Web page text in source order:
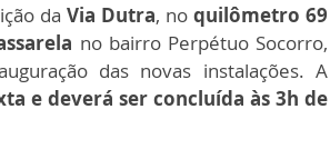
daVia Dutra, noquilômetro 69
no bairro Perpétuo Socorro,
das novas instalações. A
e deverá ser concluída às 3h de